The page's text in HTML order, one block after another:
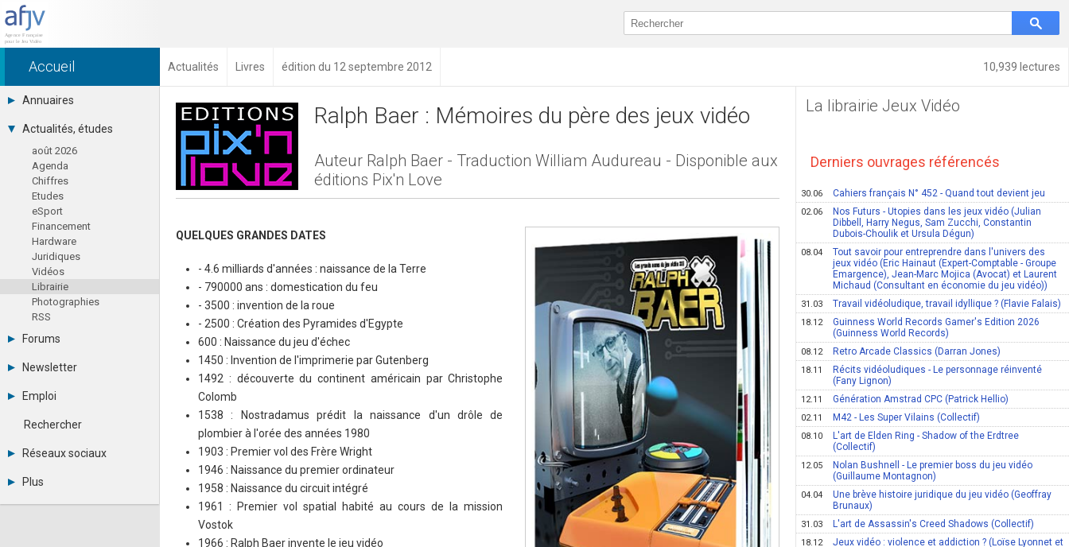
10,939 lectures
Accueil Actualités Livres édition du 12 septembre 2012
Annuaires
Toutes les sociétés (691)
Studios (418)
Editeurs (49)
Distributeurs (16)
Hard. / Accessoires (10)
Middlewares (15)
Prestataires (99)
Assoc. / Syndicats (21)
Formations / Ecoles (46)
Presse spécialisée (17)
Actualités, études
août 2026
Agenda
Chiffres
Etudes
eSport
Financement
Hardware
Juridiques
Vidéos
Librairie
Photographies
RSS
Forums
Tous les forums
Se connecter
Messages privés
Contacter un modérateur
Newsletter
Archives
Abonnement
Emploi
Consulter les annonces
Observatoire de l'emploi
Rechercher
Réseaux sociaux
LinkedIn
Plus
Annonceurs
Ralph Baer : Mémoires du père des jeux vidéo
Auteur Ralph Baer - Traduction William Audureau - Disponible aux
éditions Pix'n Love
QUELQUES GRANDES DATES
- 4.6 milliards d'années : naissance de la Terre
- 790000 ans : domestication du feu
- 3500 : invention de la roue
- 2500 : Création des Pyramides d'Egypte
600 : Naissance du jeu d'échec
1450 : Invention de l'imprimerie par Gutenberg
1492 : découverte du continent américain par Christophe
Colomb
1538 : Nostradamus prédit la naissance d'un drôle de
plombier à l'orée des années 1980
1903 : Premier vol des Frère Wright
1946 : Naissance du premier ordinateur
1958 : Naissance du circuit intégré
1961 : Premier vol spatial habité au cours de la mission
Vostok
1966 : Ralph Baer invente le jeu vidéo
La librairie Jeux Vidéo
Derniers ouvrages référencés
30.06 Cahiers français N° 452 - Quand tout devient jeu
02.06
Nos Futurs - Utopies dans les jeux vidéo (Julian
Dibbell, Harry Negus, Sam Zucchi, Constantin
Dubois-Choulik et Ursula Dégun)
08.04
Tout savoir pour entreprendre dans l'univers des
jeux vidéo (Eric Hainaut (Expert-Comptable - Groupe
Emargence), Jean-Marc Mojica (Avocat) et Laurent
Michaud (Consultant en économie du jeu vidéo))
31.03 Travail vidéoludique, travail idyllique ? (Flavie Falais)
18.12
Guinness World Records Gamer's Edition 2026
(Guinness World Records)
08.12 Retro Arcade Classics (Darran Jones)
18.11
Récits vidéoludiques - Le personnage réinventé
(Fany Lignon)
12.11 Génération Amstrad CPC (Patrick Hellio)
02.11 M42 - Les Super Vilains (Collectif)
08.10
L'art de Elden Ring - Shadow of the Erdtree
(Collectif)
12.05
Nolan Bushnell - Le premier boss du jeu vidéo
(Guillaume Montagnon)
04.04
Une brève histoire juridique du jeu vidéo (Geoffray
Brunaux)
31.03 L'art de Assassin's Creed Shadows (Collectif)
18.12
Jeux vidéo : violence et addiction ? (Loïse Lyonnet et